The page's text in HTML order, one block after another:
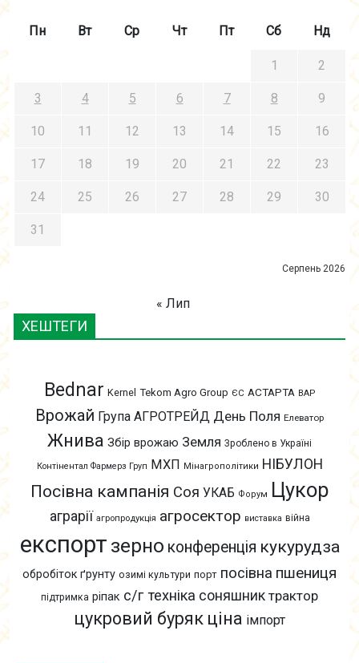
Серпень 2026
Пн Вт Ср Чт Пт Сб Нд
1 2
3 4 5 6 7 8 9
10 11 12 13 14 15 16
17 18 19 20 21 22 23
24 25 26 27 28 29 30
31
« Лип
ХЕШТЕГИ
Bednar Kernel Tekom Agro Group ЄС АСТАРТА ВАР
Врожай Група АГРОТРЕЙД День Поля Елеватор
Жнива Збір врожаю Земля Зроблено в Україні
Контінентал Фармерз Груп МХП Мінагрополітики НІБУЛОН
Посівна кампанія Соя УКАБ Форум Цукор
аграрії агропродукція агросектор виставка війна
експорт зерно конференція кукурудза
обробіток ґрунту озимі культури порт посівна пшениця
підтримка ріпак с/г техніка соняшник трактор
цукровий буряк ціна імпорт